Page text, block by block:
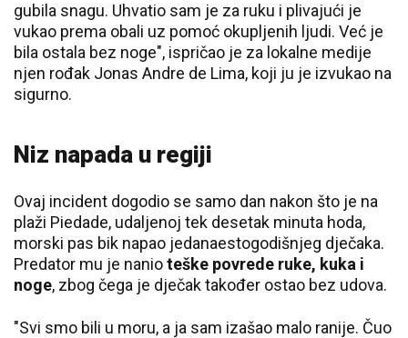
gubila snagu. Uhvatio sam je za ruku i plivajući je
vukao prema obali uz pomoć okupljenih ljudi. Već je
bila ostala bez noge", ispričao je za lokalne medije
njen rođak Jonas Andre de Lima, koji ju je izvukao na
sigurno.
Niz napada u regiji
Ovaj incident dogodio se samo dan nakon što je na
plaži Piedade, udaljenoj tek desetak minuta hoda,
morski pas bik napao jedanaestogodišnjeg dječaka.
Predator mu je nanioteške povrede ruke, kuka i
noge, zbog čega je dječak također ostao bez udova.
"Svi smo bili u moru, a ja sam izašao malo ranije. Čuo